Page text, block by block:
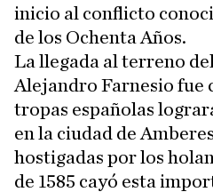
inicio al conflicto
de los Ochenta Años.
La llegada al terreno
Alejandro Farnesio fue
tropas españolas
en la ciudad de
hostigadas por los
de 1585 cayó esta